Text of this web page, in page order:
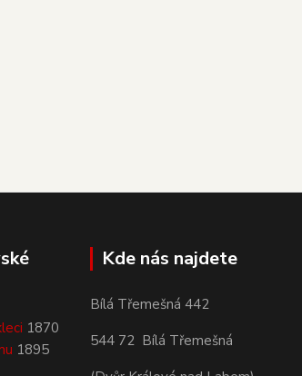
1870
1895
Kde nás najdete
Bílá Třemešná 442
544 72 Bílá Třemešná